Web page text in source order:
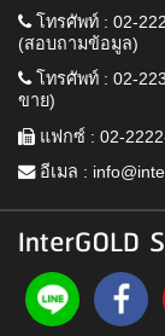
โทรศัพท์ : 02-
(สอบถามข้อมูล)
โทรศัพท์ : 02-
ขาย)
แฟกซ์ : 02-
อีเมล :
InterGOLD